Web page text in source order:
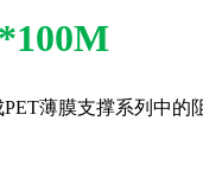
薄膜支撑系列中的